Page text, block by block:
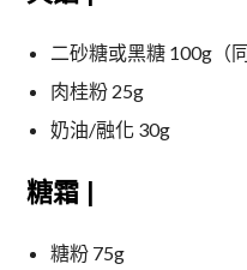
二砂糖或黑糖 100g（
肉桂粉 25g
奶油/融化 30g
糖霜 |
糖粉 75g